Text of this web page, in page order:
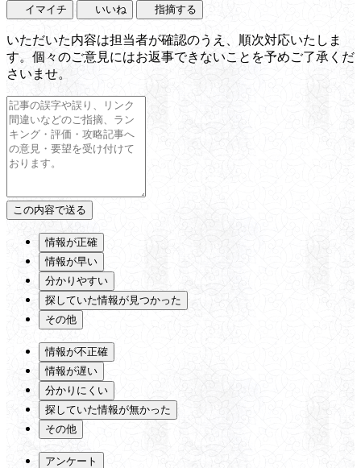
イマイチ いいね 指摘する
いただいた内容は担当者が確認のうえ、順次対応いたしま
す。個々のご意見にはお返事できないことを予めご了承くだ
さいませ。
情報が正確
情報が早い
分かりやすい
探していた情報が見つかった
その他
情報が不正確
情報が遅い
分かりにくい
探していた情報が無かった
その他
アンケート